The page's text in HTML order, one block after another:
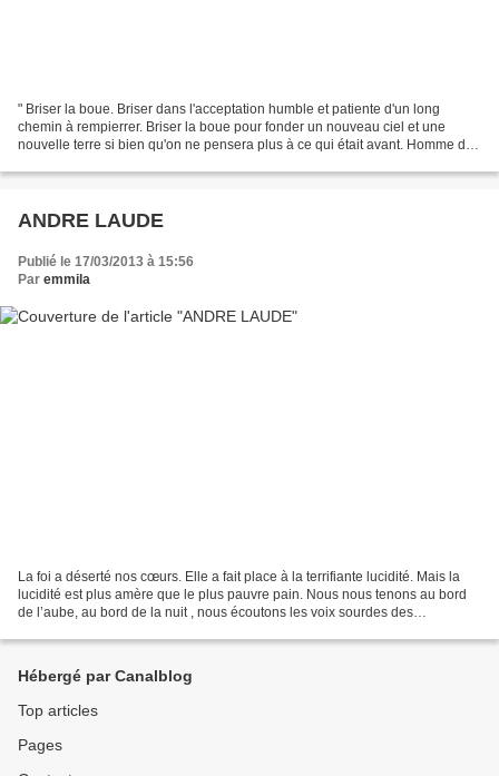
" Briser la boue. Briser dans l'acceptation humble et patiente d'un long
chemin à rempierrer. Briser la boue pour fonder un nouveau ciel et une
nouvelle terre si bien qu'on ne pensera plus à ce qui était avant. Homme du
ANDRE LAUDE
Publié le 17/03/2013 à 15:56
Par emmila
La foi a déserté nos cœurs. Elle a fait place à la terrifiante lucidité. Mais la
lucidité est plus amère que le plus pauvre pain. Nous nous tenons au bord
de l’aube, au bord de la nuit , nous écoutons les voix sourdes des
Hébergé par Canalblog
Top articles
Pages